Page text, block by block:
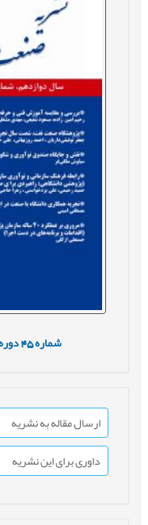
شماره45 دوره12
ارسال مقاله به نشریه
داوری برای این نشریه